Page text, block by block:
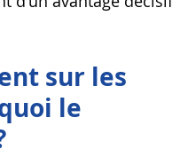
sur les
le